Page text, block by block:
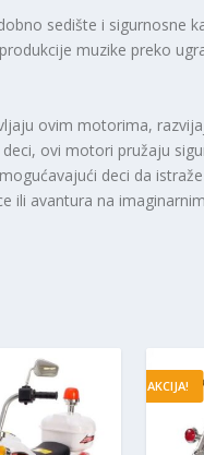
sedište i sigurnosne
muzike preko
ovim motorima,
ovi motori pružaju
deci da
ili avantura na
AKCIJA!